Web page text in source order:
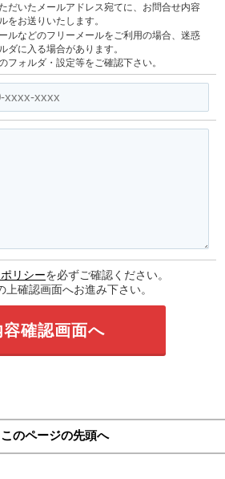
だいたメールアドレス宛てに、お問合せ内容
をお送りいたします。
ルなどのフリーメールをご利用の場合、迷惑
ダに入る場合があります。
フォルダ・設定等をご確認下さい。
リシーを必ずご確認ください。
上確認画面へお進み下さい。
このページの先頭へ